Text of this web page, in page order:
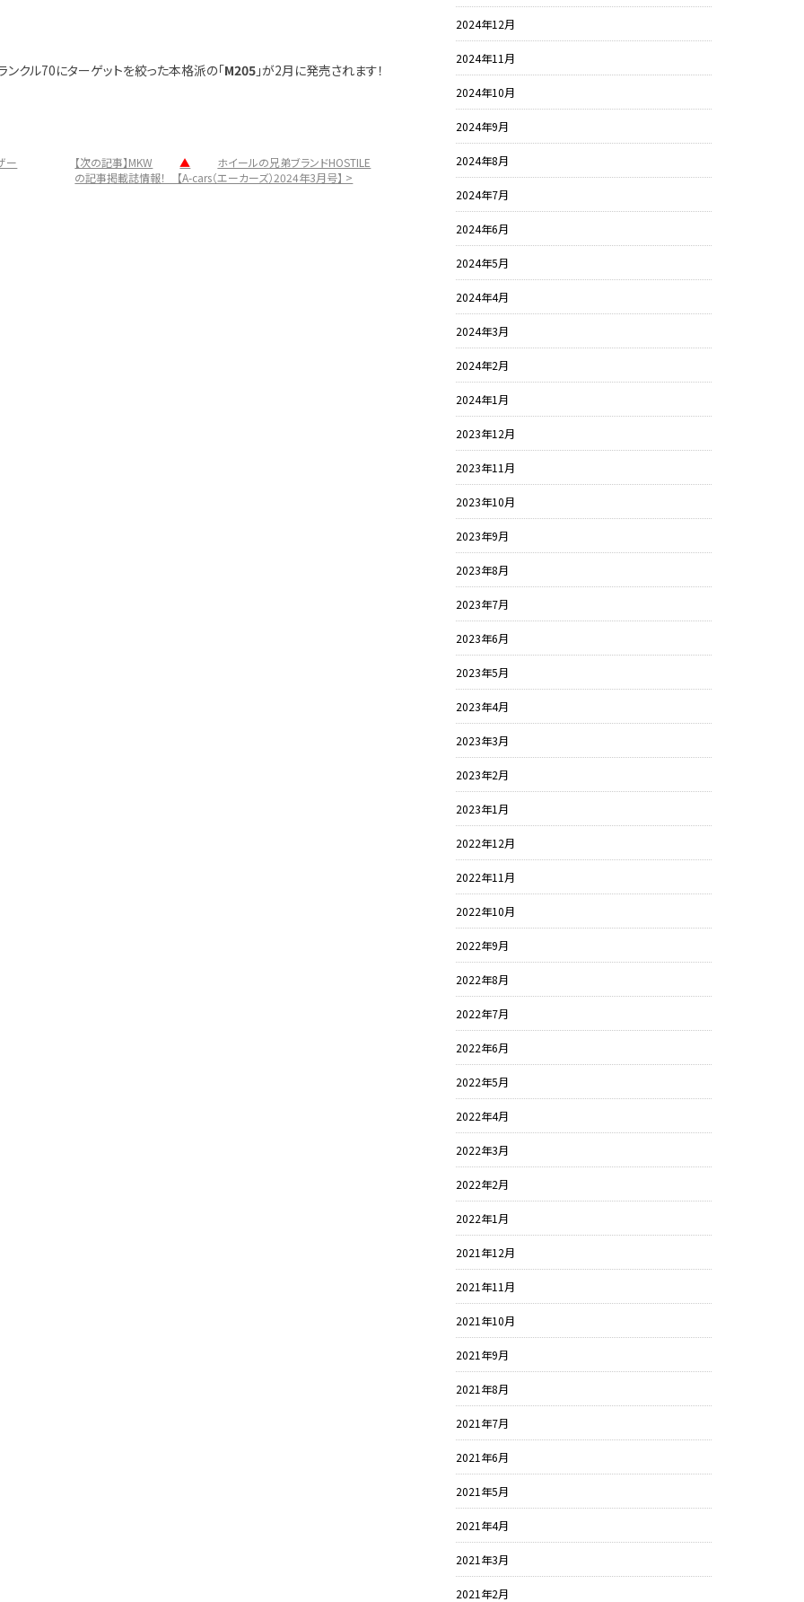
クル70にターゲットを絞った本格派の「M205 」が2月に発売されます！
ー 【次の記事】MKW ▲
ホイールの兄弟ブランドHOSTILE
の記事掲載誌情報！ 【A-cars（エーカーズ）2024年3月号】 >
2024年12月
2024年11月
2024年10月
2024年9月
2024年8月
2024年7月
2024年6月
2024年5月
2024年4月
2024年3月
2024年2月
2024年1月
2023年12月
2023年11月
2023年10月
2023年9月
2023年8月
2023年7月
2023年6月
2023年5月
2023年4月
2023年3月
2023年2月
2023年1月
2022年12月
2022年11月
2022年10月
2022年9月
2022年8月
2022年7月
2022年6月
2022年5月
2022年4月
2022年3月
2022年2月
2022年1月
2021年12月
2021年11月
2021年10月
2021年9月
2021年8月
2021年7月
2021年6月
2021年5月
2021年4月
2021年3月
2021年2月